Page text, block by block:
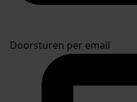
Doorsturen per email